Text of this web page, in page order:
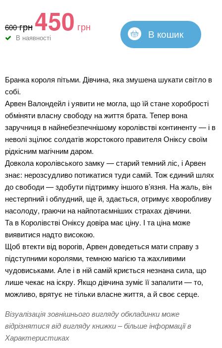
600грн450 грн
В наявності В кошик
Бранка короля пітьми. Дівчина, яка змушена шукати світло в
собі.
Арвен Валондейл і уявити не могла, що їй стане хоробрості
обміняти власну свободу на життя брата. Тепер вона
заручниця в найнебезпечнішому королівстві континенту — і в
неволі зцілює солдатів жорстокого правителя Оніксу своїм
рідкісним магічним даром.
Довкола королівського замку — старий темний ліс, і Арвен
знає: нерозсудливо потикатися туди самій. Тож єдиний шлях
до свободи — здобути підтримку іншого в’язня. На жаль, він
нестерпний і облудний, ще й, здається, отримує хворобливу
насолоду, граючи на найпотаємніших страхах дівчини.
Та в Королівстві Оніксу довіра має ціну. І та ціна може
виявитися надто високою.
Щоб втекти від ворогів, Арвен доведеться мати справу з
підступними королями, темною магією та жахливими
чудовиськами. Але і в ній самій криється незнана сила, що
лише чекає на іскру. Якщо дівчина зуміє її запалити — то,
можливо, врятує не тільки власне життя, а й своє серце.
Візуалізація зовнішнього вигляду обкладинки може
відрізнятися від вигляду книжки – більше інформації в
Характеристиках